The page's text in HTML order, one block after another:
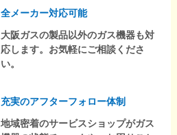
全メーカー対応可能
大阪ガスの製品以外のガス機器も対
応します。お気軽にご相談くださ
い。
充実のアフターフォロー体制
地域密着のサービスショップがガス